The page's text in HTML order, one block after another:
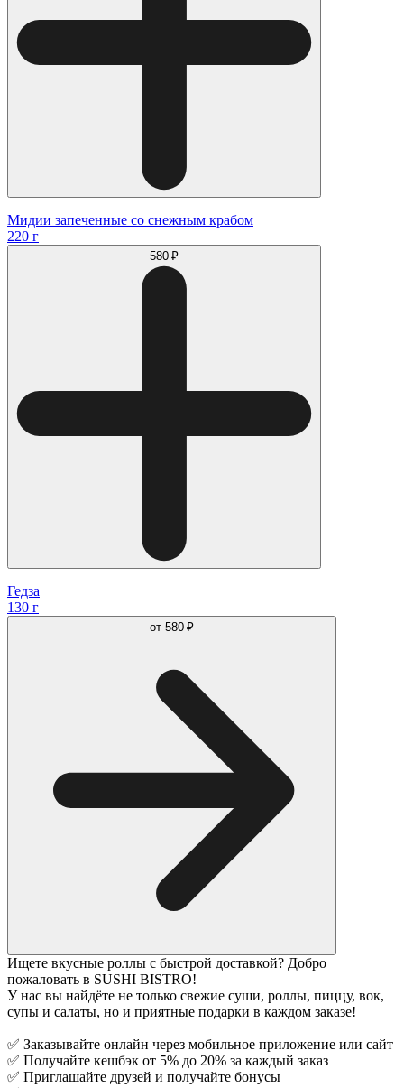
Мидии запеченные со снежным крабом
220 г
580 ₽
Гедза
130 г
от 580 ₽
Ищете вкусные роллы с быстрой доставкой? Добро
пожаловать в SUSHI BISTRO!
У нас вы найдёте не только свежие суши, роллы, пиццу, вок,
супы и салаты, но и приятные подарки в каждом заказе!
✅ Заказывайте онлайн через мобильное приложение или сайт
✅ Получайте кешбэк от 5% до 20% за каждый заказ
✅ Приглашайте друзей и получайте бонусы